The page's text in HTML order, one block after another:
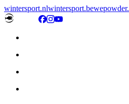
wintersport.nlwintersport.be